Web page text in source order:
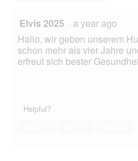
Elvis 2025 · a year ago
Hallo, wir geben unserem
schon mehr als vier Jahre
erfreut sich bester
Helpful?